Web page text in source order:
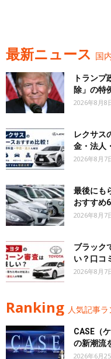
最新ニュース 国
トランプ
除」の特
2026年8月8
レクサス
金・法人
2026年8月7
最後にも
おすすめ
2026年8月7
ブラック
い？口コ
2026年8月7
Ranking 人気記事
CASE（
の新潮流
2026年6月